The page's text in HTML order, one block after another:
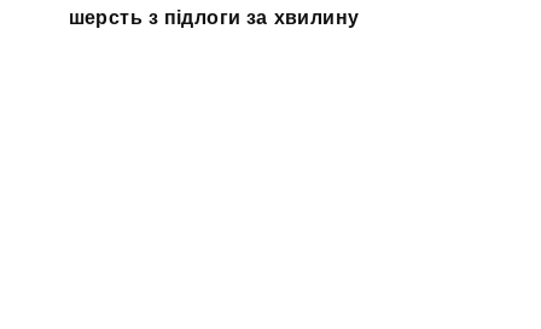
шерсть з підлоги за хвилину